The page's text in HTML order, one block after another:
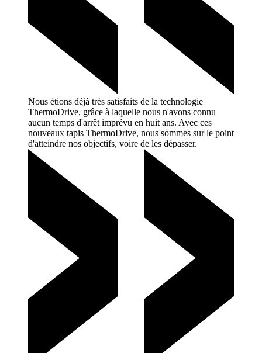
Nous étions déjà très satisfaits de la technologie
ThermoDrive, grâce à laquelle nous n'avons connu
aucun temps d'arrêt imprévu en huit ans. Avec ces
nouveaux tapis ThermoDrive, nous sommes sur le point
d'atteindre nos objectifs, voire de les dépasser.